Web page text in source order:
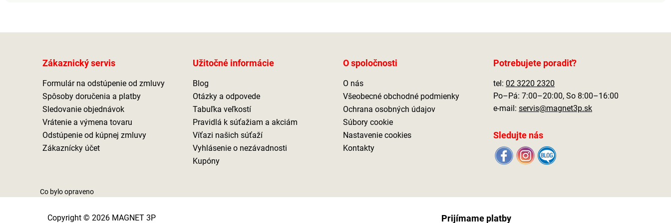
Zákaznický servis
Formulár na odstúpenie od zmluvy
Spôsoby doručenia a platby
Sledovanie objednávok
Vrátenie a výmena tovaru
Odstúpenie od kúpnej zmluvy
Zákaznícky účet
Užitočné informácie
Blog
Otázky a odpovede
Tabuľka veľkostí
Pravidlá k súťažiam a akciám
Víťazi našich súťaží
Vyhlásenie o nezávadnosti
Kupóny
O spoločnosti
O nás
Všeobecné obchodné podmienky
Ochrana osobných údajov
Súbory cookie
Nastavenie cookies
Kontakty
Potrebujete poradiť?
tel: 02 3220 2320
Po–Pá: 7:00–20:00, So 8:00–16:00
e-mail: servis@magnet3p.sk
Sledujte nás
Co bylo opraveno
Copyright © 2026 MAGNET 3P Prijímame platby